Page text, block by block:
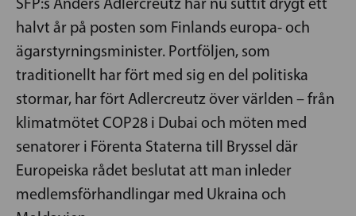
halvt år på posten som Finlands europa- och
ägarstyrningsminister. Portföljen, som
traditionellt har fört med sig en del politiska
stormar, har fört ­Adlercreutz över världen – från
klimatmötet COP28 i Dubai och möten med
senatorer i Förenta Staterna till Bryssel där
Europeiska rådet beslutat att man inleder
medlemsförhandlingar med Ukraina och